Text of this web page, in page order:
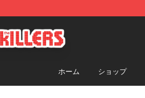
ホーム ショップ